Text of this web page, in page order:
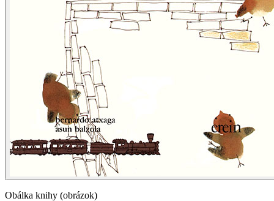
Obálka knihy (obrázok)